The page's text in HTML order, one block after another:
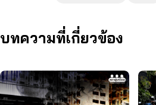
บทความที่เกี่ยวข้อง